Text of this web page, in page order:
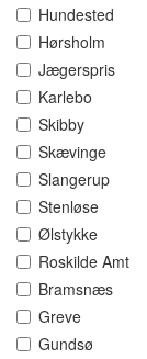
Hundested
Hørsholm
Jægerspris
Karlebo
Skibby
Skævinge
Slangerup
Stenløse
Ølstykke
Roskilde Amt
Bramsnæs
Greve
Gundsø